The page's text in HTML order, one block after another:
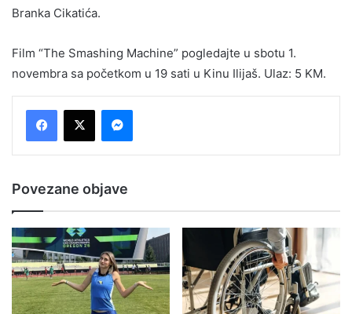
Branka Cikatića.
Film “The Smashing Machine” pogledajte u sbotu 1.
novembra sa početkom u 19 sati u Kinu Ilijaš. Ulaz: 5 KM.
Povezane objave